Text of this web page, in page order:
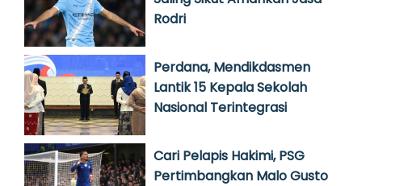
Rodri
Perdana, Mendikdasmen
Lantik 15 Kepala Sekolah
Nasional Terintegrasi
Cari Pelapis Hakimi, PSG
Pertimbangkan Malo Gusto